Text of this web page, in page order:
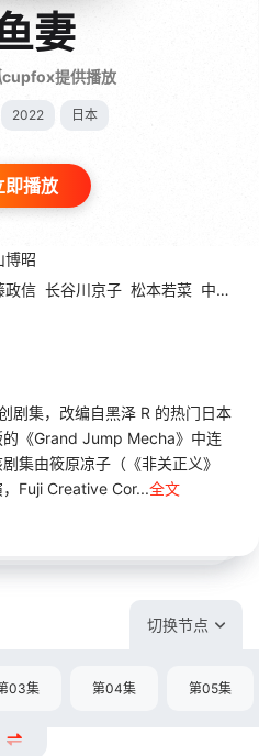
妻
cupfox提供播放
2022 日本
即播放
博昭
政信 长谷川京子 松本若菜 中村静香
集，改编自黑泽 R 的热门日本
《Grand Jump Mecha》中连
集由筱原凉子（《非关正义》
，Fuji Creative Cor...全文
切换节点
03集 第04集 第05集